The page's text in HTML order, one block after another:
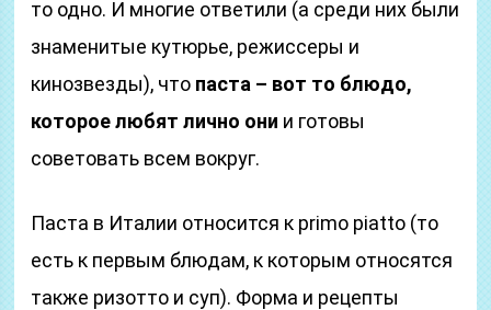
то одно. И многие ответили (а среди них были
знаменитые кутюрье, режиссеры и
кинозвезды), что паста – вот то блюдо,
которое любят лично они и готовы
советовать всем вокруг.
Паста в Италии относится к primo piatto (то
есть к первым блюдам, к которым относятся
также ризотто и суп). Форма и рецепты